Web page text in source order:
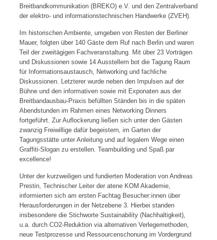
Breitbandkommunikation (BREKO) e.V. und den Zentralverband
der elektro- und informationstechnischen Handwerke (ZVEH).
Im historischen Ambiente, umgeben von Resten der Berliner
Mauer, folgten über 140 Gäste dem Ruf nach Berlin und waren
Teil der zweitägigen Fachveranstaltung. Mit über 23 Vorträgen
und Diskussionen sowie 14 Ausstellern bot die Tagung Raum
für Informationsaustausch, Networking und fachliche
Diskussionen. Letzterer wurde neben den Impulsen auf der
Bühne und den informativen sowie mit Exponaten aus der
Breitbandausbau-Praxis befüllten Ständen bis in die späten
Abendstunden im Rahmen eines Networking Dinners
fortgeführt. Zur Auflockerung ließen sich unter den Gästen
zwanzig Freiwillige dafür begeistern, im Garten der
Tagungsstätte unter Anleitung und auf legalem Wege einen
Graffiti-Slogan zu erstellen. Teambuilding und Spaß par
excellence!
Unter der kurzweiligen und fundierten Moderation von Andreas
Prestin, Technischer Leiter der atene KOM Akademie,
informierten sich am ersten Fachtag Besucher:innen über
Herausforderungen in der Netzebene 3. Hierbei standen
insbesondere die Stichworte Sustainability (Nachhaltigkeit),
u.a. durch CO2-Reduktion via alternativen Verlegemethoden,
neue Testprozesse und Ressourcenschonung im Vordergrund